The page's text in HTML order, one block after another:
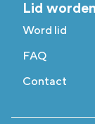
Lid worden
Word lid
FAQ
Contact